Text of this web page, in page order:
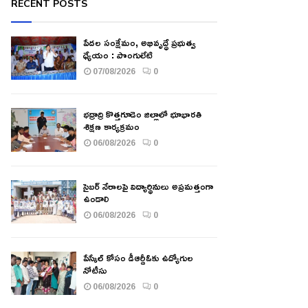
RECENT POSTS
పేదల సంక్షేమం, అభివృద్ధే ప్రభుత్వ
ధ్యేయం : పొంగులేటి
07/08/2026 0
భద్రాద్రి కొత్తగూడెం జిల్లాలో భూభారతి
శిక్షణ కార్యక్రమం
06/08/2026 0
సైబర్ నేరాలపై విద్యార్థినులు అప్రమత్తంగా
ఉండాలి
06/08/2026 0
పేస్కేల్ కోసం డీఆర్డీఓకు ఉద్యోగుల
నోటీసు
06/08/2026 0